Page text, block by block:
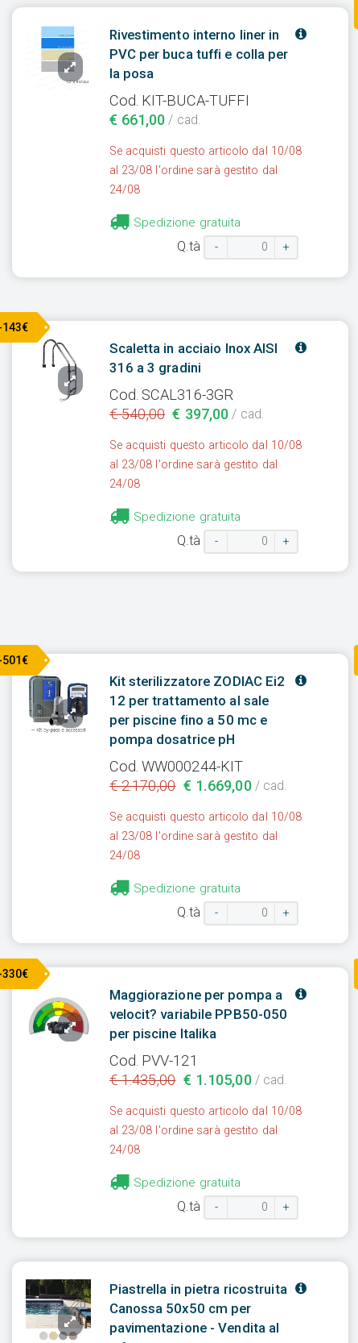
Rivestimento interno liner in
PVC per buca tuffi e colla per
la posa
Cod. KIT-BUCA-TUFFI
€ 661,00 / cad.
Se acquisti questo articolo dal 10/08
al 23/08 l'ordine sarà gestito dal
24/08
Spedizione gratuita
Q.tà - +
Scaletta in acciaio Inox AISI
316 a 3 gradini
Cod. SCAL316-3GR
€ 540,00 € 397,00 / cad.
Se acquisti questo articolo dal 10/08
al 23/08 l'ordine sarà gestito dal
24/08
Spedizione gratuita
Q.tà - +
Kit sterilizzatore ZODIAC Ei2
12 per trattamento al sale
per piscine fino a 50 mc e
pompa dosatrice pH
Cod. WW000244-KIT
€ 2.170,00 € 1.669,00/ cad.
Se acquisti questo articolo dal 10/08
al 23/08 l'ordine sarà gestito dal
24/08
Spedizione gratuita
Q.tà - +
Maggiorazione per pompa a
velocit? variabile PPB50-050
per piscine Italika
Cod. PVV-121
€ 1.435,00 € 1.105,00/ cad.
Se acquisti questo articolo dal 10/08
al 23/08 l'ordine sarà gestito dal
24/08
Spedizione gratuita
Q.tà - +
Piastrella in pietra ricostruita
Canossa 50x50 cm per
pavimentazione - Vendita al